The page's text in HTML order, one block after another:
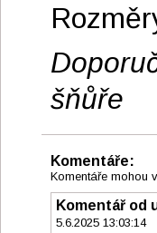
šňůře
Komentáře:
Komentáře mohou
Komentář od
5.6.2025 13:03:14